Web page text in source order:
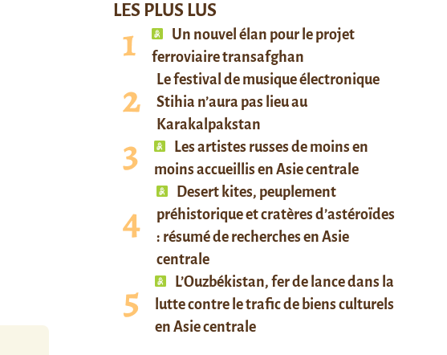
LES PLUS LUS
Un nouvel élan pour le projet
ferroviaire transafghan
Le festival de musique électronique
Stihia n’aura pas lieu au
Karakalpakstan
Les artistes russes de moins en
moins accueillis en Asie centrale
Desert kites, peuplement
préhistorique et cratères d’astéroïdes
: résumé de recherches en Asie
centrale
L’Ouzbékistan, fer de lance dans la
lutte contre le trafic de biens culturels
en Asie centrale